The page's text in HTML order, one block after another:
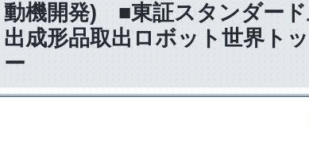
動機開発) ■東証スタンダー
出成形品取出ロボット世界ト
ー